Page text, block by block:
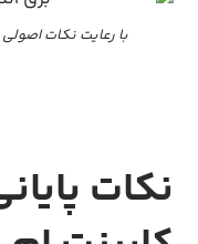
با رعایت نکات
نکات